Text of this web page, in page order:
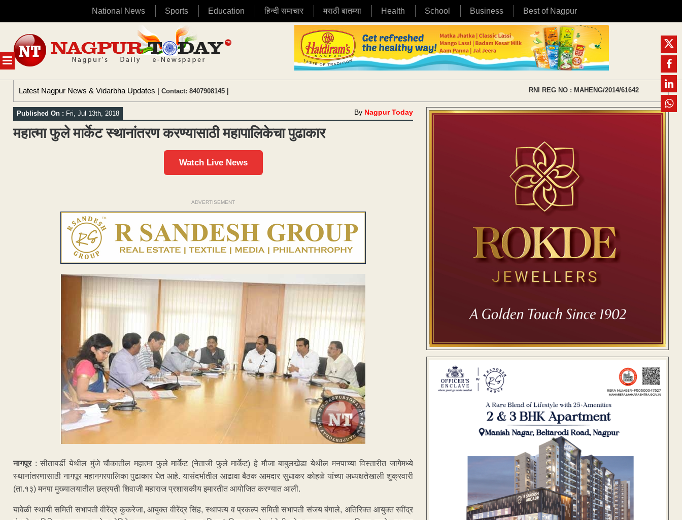
National News Sports Education हिन्दी समाचार मराठी बातम्या Health School Business Best of Nagpur
MENU
content
Latest Nagpur News & Vidarbha Updates | Contact: 8407908145 | RNI REG NO : MAHENG/2014/61642
Published On : Fri, Jul 13th, 2018 By Nagpur Today
महात्मा फुले मार्केट स्थानांतरण करण्यासाठी महापालिकेचा पुढाकार
Watch Live News
ADVERTISEMENT
नागपूर : सीताबर्डी येथील मुंजे चौकातील महात्मा फुले मार्केट (नेताजी फुले मार्केट) हे मौजा बाबुलखेडा येथील मनपाच्या विस्तारीत जागेमध्ये
स्थानांतरणासाठी नागपूर महानगरपालिका पुढाकार घेत आहे. यासंदर्भातील आढावा बैठक आमदार सुधाकर कोहळे यांच्या अध्यक्षतेखाली शुक्रवारी
(ता.१३) मनपा मुख्यालयातील छत्रपती शिवाजी महाराज प्रशासकीय इमारतीत आयोजित करण्यात आली.
यावेळी स्थायी समिती सभापती वीरेंद्र कुकरेजा, आयुक्त वीरेंद्र सिंह, स्थापत्य व प्रकल्प समिती सभापती संजय बंगाले, अतिरिक्त आयुक्त रवींद्र